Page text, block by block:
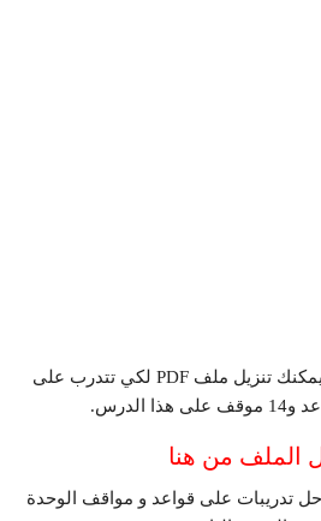
وبعد مراجعة هذا الدرس، يمكنك تنزيل ملف PDF لكي تتدرب على
الملف من هنا
تدريبات على قواعد و مواقف الوحدة